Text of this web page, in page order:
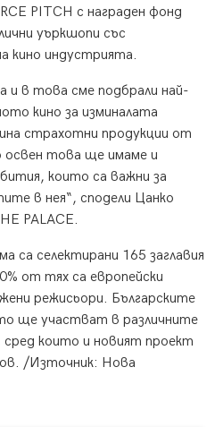
PITCH с награден фонд
уъркшопи със
кино индустрията.
и в това сме подбрали най-
кино за изминалата
страхотни продукции от
освен това ще имаме и
които са важни за
в нея“, сподели Цанко
PALACE.
са селектирани 165 заглавия
от тях са европейски
режисьори. Българските
ще участват в различните
сред които и новият проект
/Източник: Нова